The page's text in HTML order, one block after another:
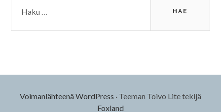
Voimanlähteenä WordPress · Teeman Toivo Lite tekijä
Foxland